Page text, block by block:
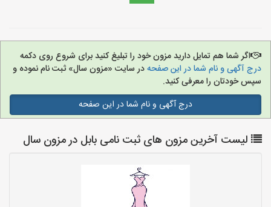
اگر شما هم تمایل دارید مزون خود را تبلیغ کنید برای شروع روی دکمه
درج آگهی و نام شما در این صفحهدر سایت «مزون سال» ثبت نام نموده و
سپس خودتان را معرفی کنید.
درج آگهی و نام شما در این صفحه
لیست آخرین مزون های ثبت نامی بابل در مزون سال